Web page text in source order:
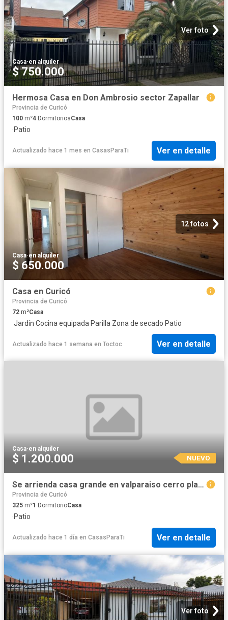
Ver foto
Casa·en alquiler
$ 750.000
Hermosa Casa en Don Ambrosio sector Zapallar
Provincia de Curicó
100 m²4 DormitoriosCasa
·Patio
Actualizado hace 1 mes en CasasParaTi Ver en detalle
12 fotos
Casa·en alquiler
$ 650.000
Casa en Curicó
Provincia de Curicó
72 m²Casa
·Jardín·Cocina equipada·Parilla·Zona de secado·Patio
Actualizado hace 1 semana en Toctoc Ver en detalle
Casa·en alquiler
$ 1.200.000 NUEVO
Se arrienda casa grande en valparaiso cerro placeres
Provincia de Curicó
325 m²1 DormitorioCasa
·Patio
Actualizado hace 1 día en CasasParaTi Ver en detalle
Ver foto